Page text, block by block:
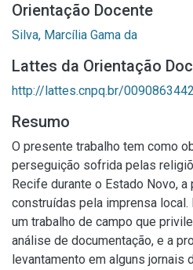
Orientação Docente
Silva, Marcília Gama da
Lattes da Orientação
http://lattes.cnpq.br/
Resumo
O presente trabalho tem como
perseguição sofrida pelas
Recife durante o Estado Novo,
construídas pela imprensa
um trabalho de campo que
análise de documentação, e a
levantamento em alguns jornais